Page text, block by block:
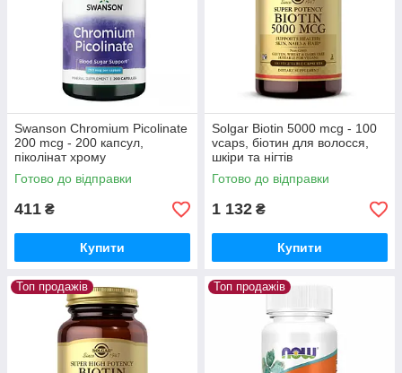
Swanson Chromium Picolinate
200 mcg - 200 капсул,
піколінат хрому
Готово до відправки
411 ₴
Купити
Solgar Biotin 5000 mcg - 100
vcaps, біотин для волосся,
шкіри та нігтів
Готово до відправки
1 132 ₴
Купити
Топ продажів Топ продажів